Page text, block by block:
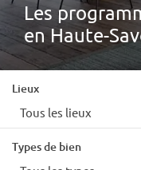
Les
en Haute-
Lieux
Tous les lieux
Types de bien